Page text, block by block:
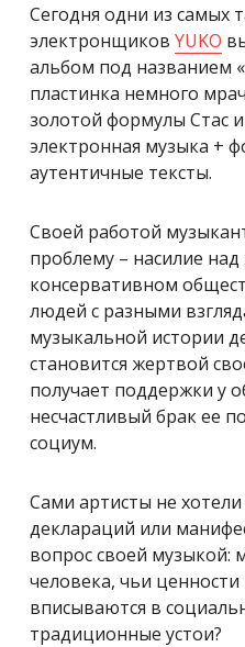
Сегодня одни из самых
электронщиков YUKO
альбом под названием
пластинка немного
золотой формулы Стас
электронная музыка +
аутентичные тексты.
Своей работой
проблему – насилие
консервативном
людей с разными
музыкальной истории
становится жертвой
получает поддержки у
несчастливый брак ее
социум.
Сами артисты не
деклараций или
вопрос своей музыкой:
человека, чьи
вписываются в
традиционные устои?